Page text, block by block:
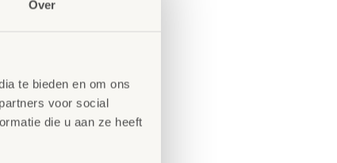
Over
te bieden en om ons
voor social
die u aan ze heeft